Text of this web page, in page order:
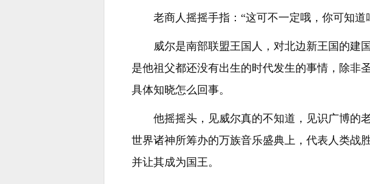
老商人摇摇手指：“这可不一定哦，你可知
威尔是南部联盟王国人，对北边新王国的建
是他祖父都还没有出生的时代发生的事情，除非
具体知晓怎么回事。
他摇摇头，见威尔真的不知道，见识广博的
世界诸神所筹办的万族音乐盛典上，代表人类战
并让其成为国王。